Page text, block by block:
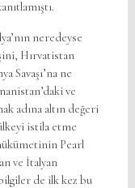
neredeyse
Hırvatistan
Savaşı’na ne
ve
adına altın değeri
istila etme
hükümetinin Pearl
ve İtalyan
de ilk kez bu